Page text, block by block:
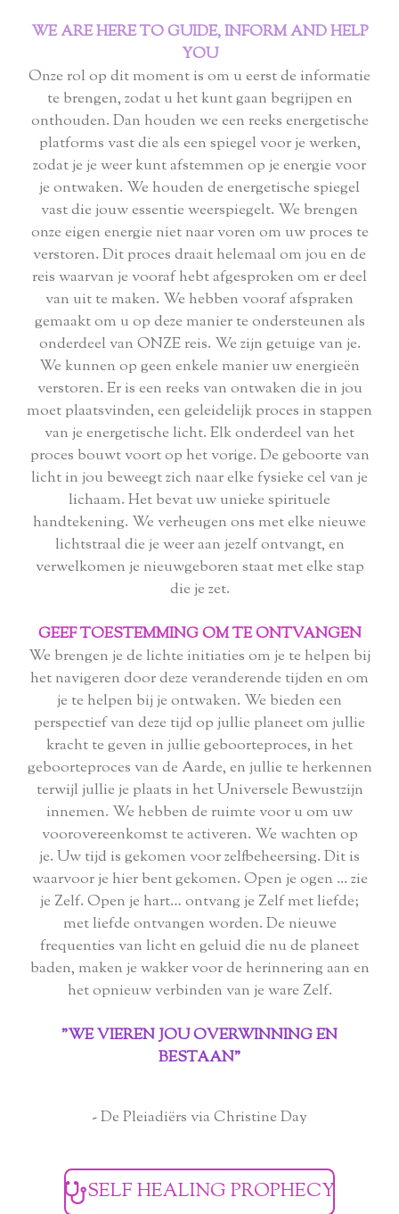
WE ARE HERE TO GUIDE, INFORM AND HELP
YOU
Onze rol op dit moment is om u eerst de informatie
te brengen, zodat u het kunt gaan begrijpen en
onthouden. Dan houden we een reeks energetische
platforms vast die als een spiegel voor je werken,
zodat je je weer kunt afstemmen op je energie voor
je ontwaken. We houden de energetische spiegel
vast die jouw essentie weerspiegelt. We brengen
onze eigen energie niet naar voren om uw proces te
verstoren. Dit proces draait helemaal om jou en de
reis waarvan je vooraf hebt afgesproken om er deel
van uit te maken. We hebben vooraf afspraken
gemaakt om u op deze manier te ondersteunen als
onderdeel van ONZE reis. We zijn getuige van je.
We kunnen op geen enkele manier uw energieën
verstoren. Er is een reeks van ontwaken die in jou
moet plaatsvinden, een geleidelijk proces in stappen
van je energetische licht. Elk onderdeel van het
proces bouwt voort op het vorige. De geboorte van
licht in jou beweegt zich naar elke fysieke cel van je
lichaam. Het bevat uw unieke spirituele
handtekening. We verheugen ons met elke nieuwe
lichtstraal die je weer aan jezelf ontvangt, en
verwelkomen je nieuwgeboren staat met elke stap
die je zet.
GEEF TOESTEMMING OM TE ONTVANGEN
We brengen je de lichte initiaties om je te helpen bij
het navigeren door deze veranderende tijden en om
je te helpen bij je ontwaken. We bieden een
perspectief van deze tijd op jullie planeet om jullie
kracht te geven in jullie geboorteproces, in het
geboorteproces van de Aarde, en jullie te herkennen
terwijl jullie je plaats in het Universele Bewustzijn
innemen. We hebben de ruimte voor u om uw
voorovereenkomst te activeren. We wachten op
je. Uw tijd is gekomen voor zelfbeheersing. Dit is
waarvoor je hier bent gekomen. Open je ogen ... zie
je Zelf. Open je hart… ontvang je Zelf met liefde;
met liefde ontvangen worden. De nieuwe
frequenties van licht en geluid die nu de planeet
baden, maken je wakker voor de herinnering aan en
het opnieuw verbinden van je ware Zelf.
"WE VIEREN JOU OVERWINNING EN
BESTAAN"
- De Pleiadiërs via Christine Day
SELF HEALING PROPHECY